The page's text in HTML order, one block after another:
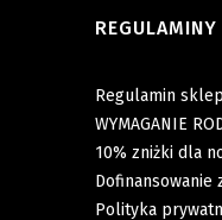
REGULAMINY
Regulamin
WYMAGANIE
10% zniżki dla
Dofinansowanie
Polityka